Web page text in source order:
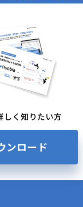
しく知りたい方
ンロード